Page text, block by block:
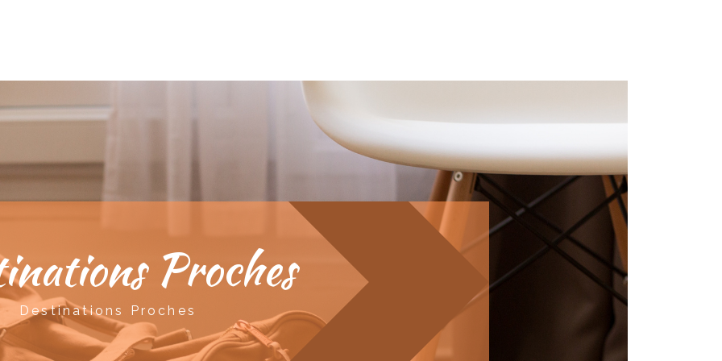
Proches
Destinations Proches